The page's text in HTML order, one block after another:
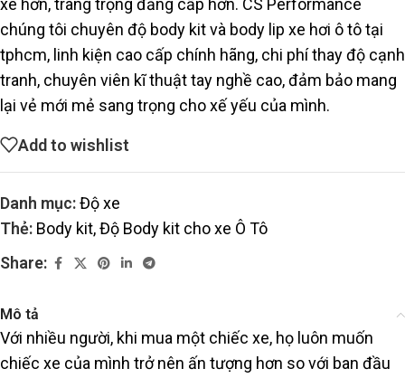
xe hơn, trang trọng đẳng cấp hơn. CS Performance
chúng tôi chuyên độ body kit và body lip xe hơi ô tô tại
tphcm, linh kiện cao cấp chính hãng, chi phí thay độ cạnh
tranh, chuyên viên kĩ thuật tay nghề cao, đảm bảo mang
lại vẻ mới mẻ sang trọng cho xế yếu của mình.
Add to wishlist
Danh mục:Độ xe
Thẻ: Body kit,Độ Body kit cho xe Ô Tô
Share:
Mô tả
Với nhiều người, khi mua một chiếc xe, họ luôn muốn
chiếc xe của mình trở nên ấn tượng hơn so với ban đầu